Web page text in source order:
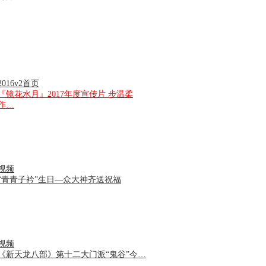
首页
镜花水月』2017年度宣传片 步温柔
…
频
青青子衿”生日—众大神齐送祝福
频
新天龙八部》第十二大门派“鬼谷”今…